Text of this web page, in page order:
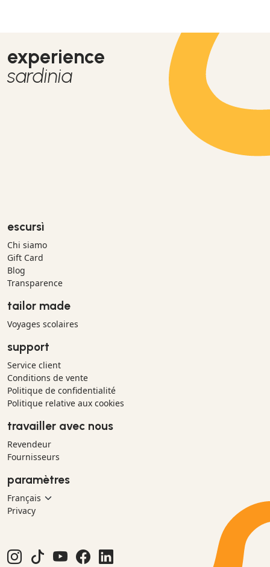
experience
sardinia
escursì
Chi siamo
Gift Card
Blog
Transparence
tailor made
Voyages scolaires
support
Service client
Conditions de vente
Politique de confidentialité
Politique relative aux cookies
travailler avec nous
Revendeur
Fournisseurs
paramètres
Privacy